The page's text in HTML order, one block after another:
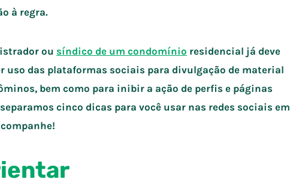
à regra.
ou síndico de um condomínio residencial já deve
uso das plataformas sociais para divulgação de material
bem como para inibir a ação de perfis e páginas
cinco dicas para você usar nas redes sociais em